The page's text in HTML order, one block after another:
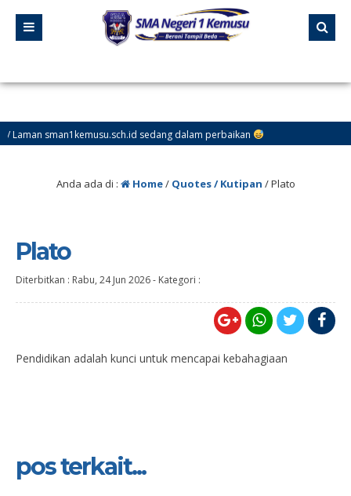
sman1kemusu.sch.id sedang dalam perbaikan
Anda ada di : Home/ Quotes / Kutipan /Plato
Plato
Diterbitkan : Rabu, 24 Jun 2026- Kategori :
Pendidikan adalah kunci untuk mencapai kebahagiaan
pos terkait...